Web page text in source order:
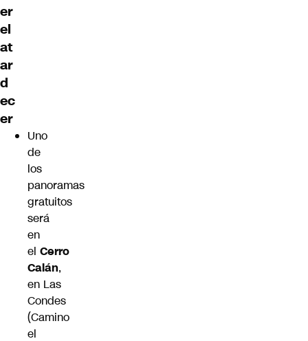
er
el
at
ar
d
ec
er
Uno
de
los
panoramas
gratuitos
será
en
el Cerro
Calán,
en Las
Condes
(Camino
el